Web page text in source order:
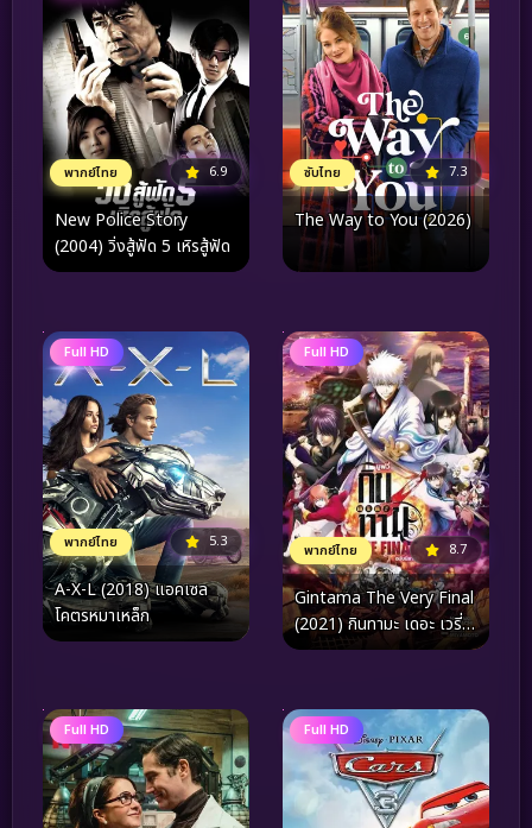
พากย์ไทย 6.9
New Police Story
(2004) วิ่งสู้ฟัด 5 เหิรสู้ฟัด
ซับไทย 7.3
The Way to You (2026)
Full HD
พากย์ไทย 5.3
A-X-L (2018) แอคเซล
โคตรหมาเหล็ก
Full HD
พากย์ไทย 8.7
Gintama The Very Final
(2021) กินทามะ เดอะ เวรี่
ไฟนอล
Full HD Full HD